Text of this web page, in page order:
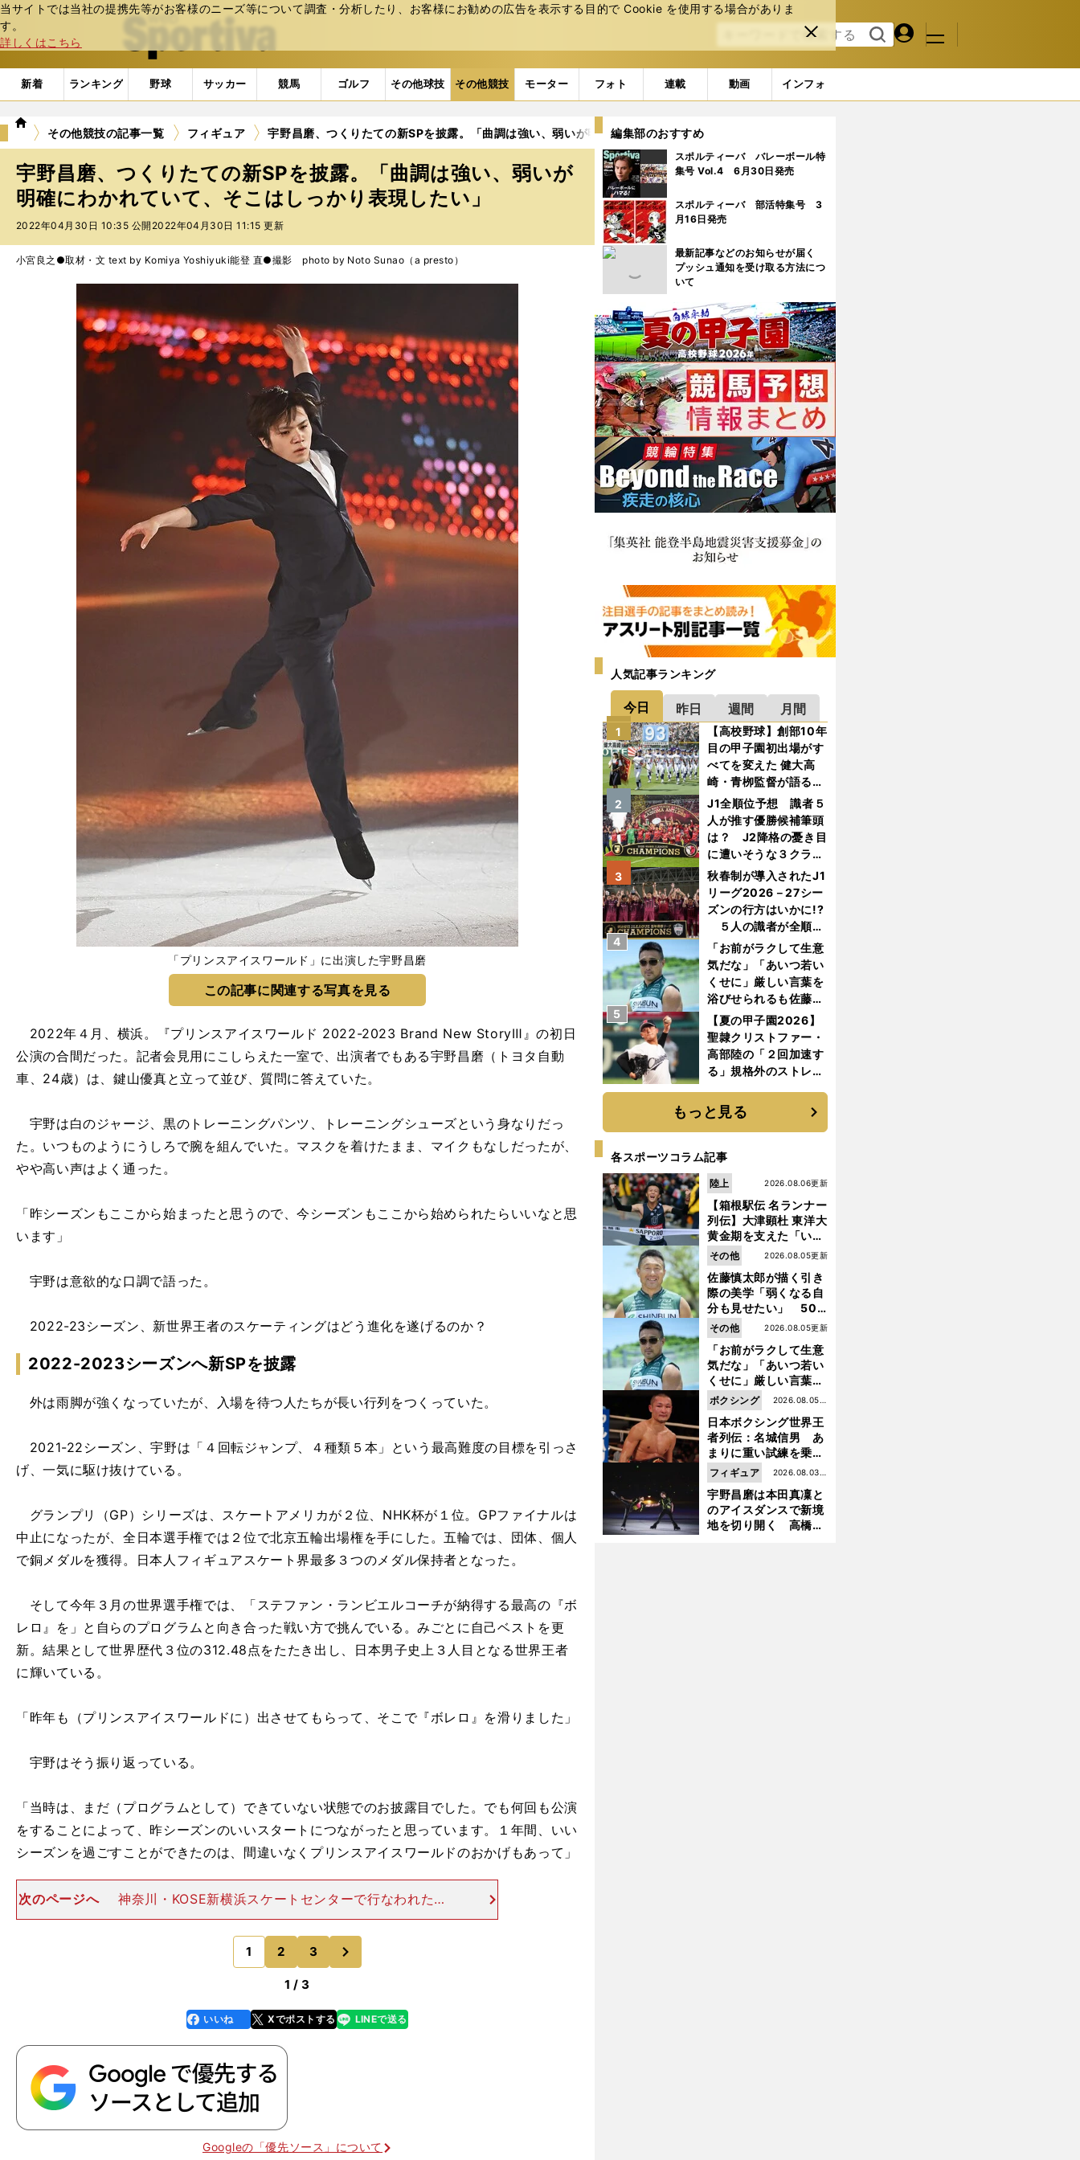
当サイトでは当社の提携先等がお客様のニーズ等について調査・分析したり、お客様にお勧めの広告を表⽰する⽬的で Cookie を使⽤する場合がありま
す。
詳しくはこちら
閉じ
る
web Sportiva (webスポルティーバ)
検索
る
マイペ
ジ
メニュ
新着 ランキング 野球 サッカー 競馬 ゴルフ その他球技 その他競技 モーター フォト 連載 動画 インフォ
we
ス
ポ
ル
テ
ィ
ー
バ
その他競技の記事一覧 フィギュア 宇野昌磨、つくりたての新SPを披露。「曲調は強い、弱いが明確にわかれていて、そこはしっかり表現したい」
宇野昌磨、つくりたての新SPを披露。「曲調は強い、弱いが
明確にわかれていて、そこはしっかり表現したい」
2022年04月30日 10:35 公開 2022年04月30日 11:15 更新
小宮良之●取材・文 text by Komiya Yoshiyuki能登 直●撮影 photo by Noto Sunao（a presto）
「プリンスアイスワールド」に出演した宇野昌磨
この記事に関連する写真を見る
2022年４月、横浜。『プリンスアイスワールド 2022-2023 Brand New StoryⅢ』の初日
公演の合間だった。記者会見用にこしらえた一室で、出演者でもある宇野昌磨（トヨタ自動
車、24歳）は、鍵山優真と立って並び、質問に答えていた。
宇野は白のジャージ、黒のトレーニングパンツ、トレーニングシューズという身なりだっ
た。いつものようにうしろで腕を組んでいた。マスクを着けたまま、マイクもなしだったが、
やや高い声はよく通った。
「昨シーズンもここから始まったと思うので、今シーズンもここから始められたらいいなと思
います」
宇野は意欲的な口調で語った。
2022-23シーズン、新世界王者のスケーティングはどう進化を遂げるのか？
2022-2023シーズンへ新SPを披露
外は雨脚が強くなっていたが、入場を待つ人たちが長い行列をつくっていた。
2021-22シーズン、宇野は「４回転ジャンプ、４種類５本」という最高難度の目標を引っさ
げ、一気に駆け抜けている。
グランプリ（GP）シリーズは、スケートアメリカが２位、NHK杯が１位。GPファイナルは
中止になったが、全日本選手権では２位で北京五輪出場権を手にした。五輪では、団体、個人
で銅メダルを獲得。日本人フィギュアスケート界最多３つのメダル保持者となった。
そして今年３月の世界選手権では、「ステファン・ランビエルコーチが納得する最高の『ボ
レロ』を」と自らのプログラムと向き合った戦い方で挑んでいる。みごとに自己ベストを更
新。結果として世界歴代３位の312.48点をたたき出し、日本男子史上３人目となる世界王者
に輝いている。
「昨年も（プリンスアイスワールドに）出させてもらって、そこで『ボレロ』を滑りました」
宇野はそう振り返っている。
「当時は、まだ（プログラムとして）できていない状態でのお披露目でした。でも何回も公演
をすることによって、昨シーズンのいいスタートにつながったと思っています。１年間、いい
シーズンを過ごすことができたのは、間違いなくプリンスアイスワールドのおかげもあって」
次のページへ
神奈川・KOSE新横浜スケートセンターで行なわれた
この日、宇野はショートプログラム（SP）の新プログラム『Gravity』
を初披露している。 リンクに現れた宇野は、黒のスーツ上下に白いワ
イシャツだっ
1 2 3
1 / 3
faceboo
k
いいね Xでポストする
line LINEで送る
Googleの「優先ソース」について
り
」
。
本
編集部のおすすめ
スポルティーバ バレーボール特
集号 Vol.4 6月30日発売
スポルティーバ 部活特集号 3
月16日発売
最新記事などのお知らせが届く
プッシュ通知を受け取る方法につ
いて
人気記事ランキング
今日 昨日 週間 月間
【高校野球】創部10年
目の甲子園初出場がす
べてを変えた 健大高
崎・青栁監督が語る
「機動破壊」はこうし
て生まれた
1
J1全順位予想 識者５
人が推す優勝候補筆頭
は？ J2降格の憂き目
に遭いそうな３クラブ
とは？
2
秋春制が導入されたJ1
リーグ2026－27シー
ズンの行方はいかに!?
５人の識者が全順位
を大胆予想
3
「お前がラクして生意
気だな」「あいつ若い
くせに」厳しい言葉を
浴びせられるも佐藤慎
太郎が貫いた誇りとフ
ァンへの思い
4
【夏の甲子園2026】
聖隷クリストファー・
高部陸の「２回加速す
る」規格外のストレー
く大学進学を選ぶ理由
5
もっと見る
各スポーツコラム記事
【箱根駅伝 名ランナー
列伝】大津顕杜 東洋大
黄金期を支えた「いぶ
し銀」の存在 最後は同
期の設楽兄弟も受賞で
きなかった金栗杯に輝
く
2026.08.06更新
陸上
佐藤慎太郎が描く引き
際の美学「弱くなる自
分も見せたい」 50
代の競輪人生に影響を
与える伏見俊昭の死に
も言及
2026.08.05更新
その他
「お前がラクして生意
気だな」「あいつ若い
くせに」厳しい言葉を
浴びせられるも佐藤慎
太郎が貫いた誇りとフ
ァンへの思い
2026.08.05更新
その他
日本ボクシング世界王
者列伝：名城信男 あ
まりに重い試練を乗り
越え「大胆さ」と「巧
さ」で築いた時代
2026.08.05更
新
ボクシング
宇野昌磨は本田真凜と
のアイスダンスで新境
地を切り開く 高橋大
2026.08.03更
新
フィギュア